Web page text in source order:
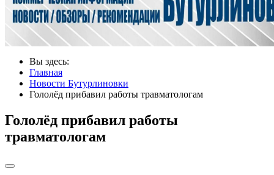
Вы здесь:
Главная
Новости Бутурлиновки
Гололёд прибавил работы травматологам
Гололёд прибавил работы
травматологам